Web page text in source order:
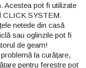
Acestea pot fi utilizate
CLICK SYSTEM.
netede din casă
sau oglinzile pot fi
de geam!
la curățare,
pentru ferestre pot